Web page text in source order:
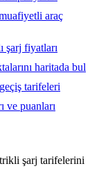
araç
şarj fiyatları
haritada bul
tarifeleri
ve puanları
şarj tarifelerini